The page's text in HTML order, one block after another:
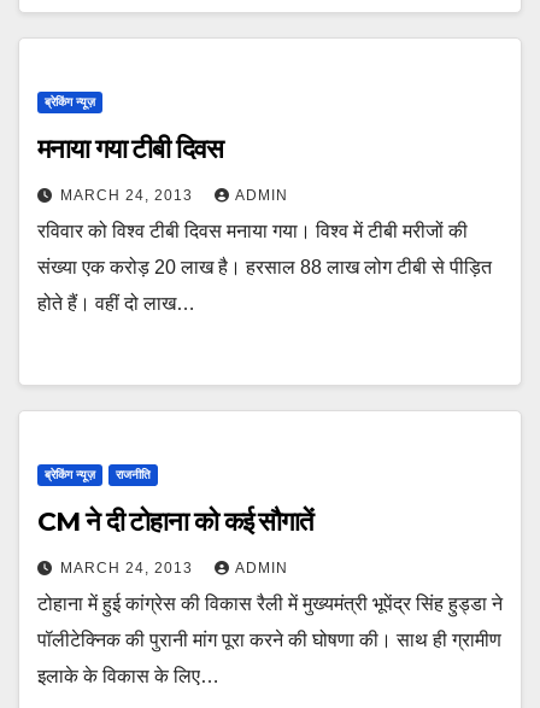
ब्रेकिंग न्यूज़
मनाया गया टीबी दिवस
MARCH 24, 2013 ADMIN
रविवार को विश्व टीबी दिवस मनाया गया। विश्व में टीबी मरीजों की
संख्या एक करोड़ 20 लाख है। हरसाल 88 लाख लोग टीबी से पीड़ित
होते हैं। वहीं दो लाख…
ब्रेकिंग न्यूज़ राजनीति
CM ने दी टोहाना को कई सौगातें
MARCH 24, 2013 ADMIN
टोहाना में हुई कांग्रेस की विकास रैली में मुख्‍यमंत्री भूपेंद्र सिंह हुड्डा ने
पॉलीटेक्निक की पुरानी मांग पूरा करने की घोषणा की। साथ ही ग्रामीण
इलाके के विकास के लिए…